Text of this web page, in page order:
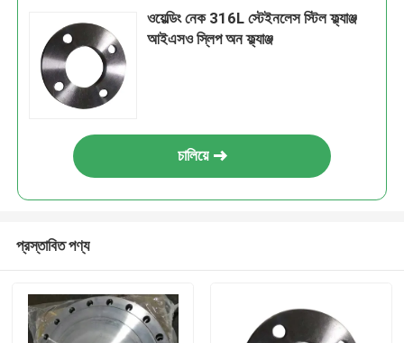
ওয়েল্ডিং নেক 316L স্টেইনলেস স্টিল ফ্ল্যাঞ্জ
আইএসও স্লিপ অন ফ্ল্যাঞ্জ
চালিয়ে
প্রস্তাবিত পণ্য